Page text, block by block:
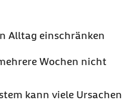
Alltag einschränken
Wochen nicht
kann viele Ursachen